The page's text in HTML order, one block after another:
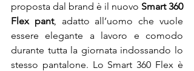
proposta dal brand è il nuovo Smart 360
Flex pant, adatto all’uomo che vuole
essere elegante a lavoro e comodo
durante tutta la giornata indossando lo
stesso pantalone. Lo Smart 360 Flex è